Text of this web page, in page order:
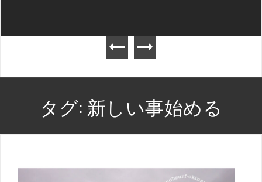
タグ: 新しい事始める